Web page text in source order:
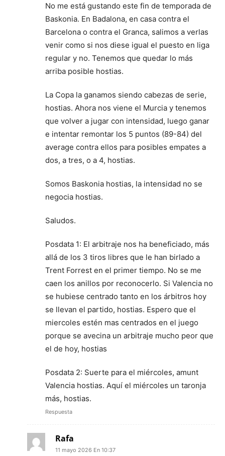
No me está gustando este fin de temporada de
Baskonia. En Badalona, en casa contra el
Barcelona o contra el Granca, salimos a verlas
venir como si nos diese igual el puesto en liga
regular y no. Tenemos que quedar lo más
arriba posible hostias.
La Copa la ganamos siendo cabezas de serie,
hostias. Ahora nos viene el Murcia y tenemos
que volver a jugar con intensidad, luego ganar
e intentar remontar los 5 puntos (89-84) del
average contra ellos para posibles empates a
dos, a tres, o a 4, hostias.
Somos Baskonia hostias, la intensidad no se
negocia hostias.
Saludos.
Posdata 1: El arbitraje nos ha beneficiado, más
allá de los 3 tiros libres que le han birlado a
Trent Forrest en el primer tiempo. No se me
caen los anillos por reconocerlo. Si Valencia no
se hubiese centrado tanto en los árbitros hoy
se llevan el partido, hostias. Espero que el
miercoles estén mas centrados en el juego
porque se avecina un arbitraje mucho peor que
el de hoy, hostias
Posdata 2: Suerte para el miércoles, amunt
Valencia hostias. Aquí el miércoles un taronja
más, hostias.
Respuesta
Rafa
11 mayo 2026 En 10:37